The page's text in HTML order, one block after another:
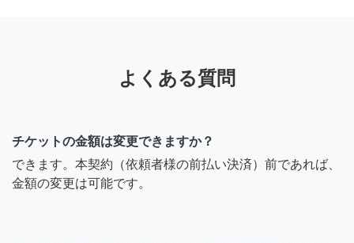
よくある質問
チケットの金額は変更できますか？
できます。本契約（依頼者様の前払い決済）前であれば、
金額の変更は可能です。